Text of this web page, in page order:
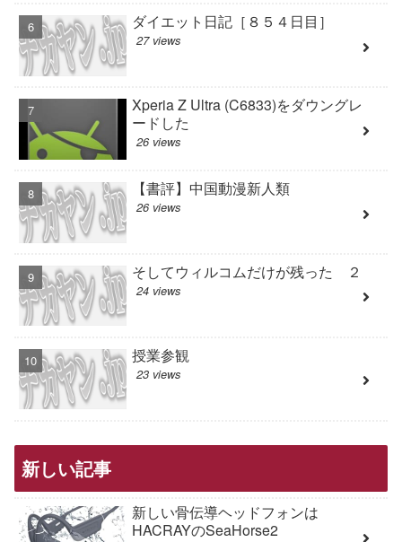
ダイエット日記［８５４日目］
27 views
Xperia Z Ultra (C6833)をダウングレ
ードした
26 views
【書評】中国動漫新人類
26 views
そしてウィルコムだけが残った ２
24 views
授業参観
23 views
新しい記事
新しい骨伝導ヘッドフォンは
HACRAYのSeaHorse2